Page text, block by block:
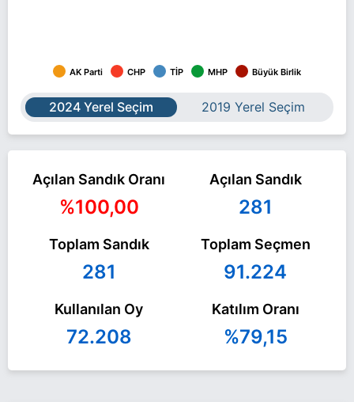
AK Parti CHP TİP MHP Büyük Birlik
2024 Yerel Seçim 2019 Yerel Seçim
Açılan Sandık Oranı
%100,00
Açılan Sandık
281
Toplam Sandık
281
Toplam Seçmen
91.224
Kullanılan Oy
72.208
Katılım Oranı
%79,15